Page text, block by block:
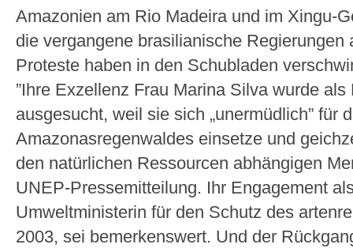
Amazonien am Rio Madeira und im Xingu-
die vergangene brasilianische Regierungen
Proteste haben in den Schubladen
”Ihre Exzellenz Frau Marina Silva wurde
ausgesucht, weil sie sich „unermüdlich” für
Amazonasregenwaldes einsetze und
den natürlichen Ressourcen abhängigen
UNEP-Pressemitteilung. Ihr Engagement
Umweltministerin für den Schutz des
2003, sei bemerkenswert. Und der